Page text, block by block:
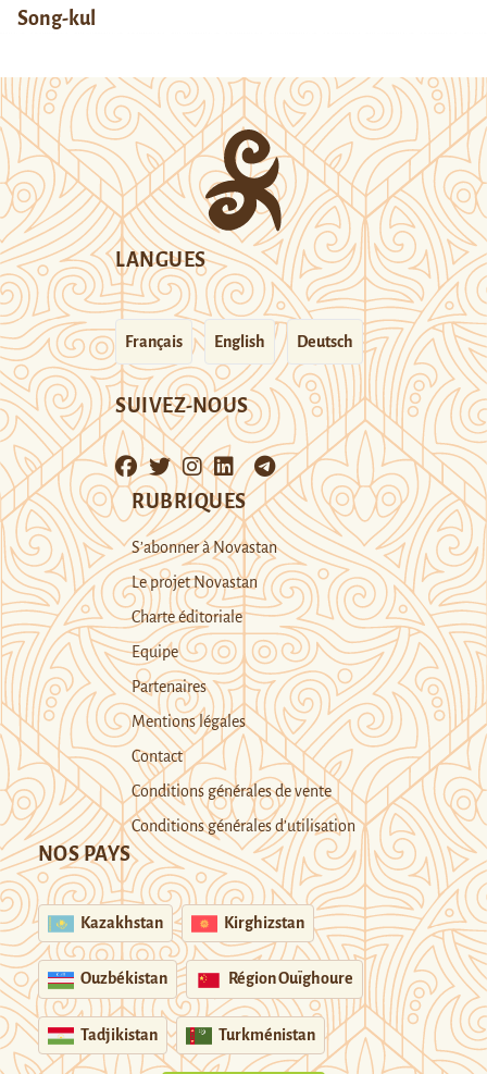
Song-kul
LANGUES
Français English Deutsch
SUIVEZ-NOUS
RUBRIQUES
S’abonner à Novastan
Le projet Novastan
Charte éditoriale
Equipe
Partenaires
Mentions légales
Contact
Conditions générales de vente
Conditions générales d’utilisation
NOS PAYS
Kazakhstan Kirghizstan
Ouzbékistan Région Ouïghoure
Tadjikistan Turkménistan